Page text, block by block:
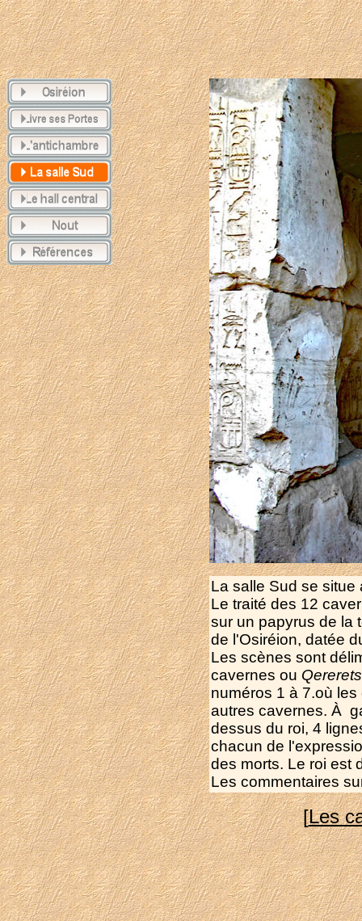
La salle Sud se
Le traité des 12
sur un papyrus de la
de l'Osiréion, datée
Les scènes sont
cavernes ou Qererets
numéros 1 à 7.où les
autres cavernes. À
dessus du roi, 4
chacun de
des morts. Le roi est
Les commentaires
[Les